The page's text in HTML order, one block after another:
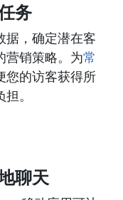
务
据，确定潜在客
营销策略。为常
您的访客获得所
。
聊天